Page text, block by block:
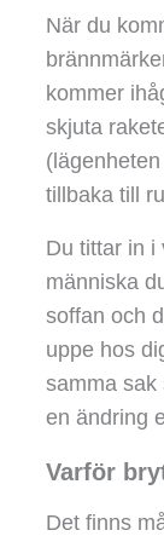
När du
kommer
skjuta
tillbaka till
Du tittar in i
människa
soffan och
uppe hos
samma sak
en ändring
Varför
Det finns